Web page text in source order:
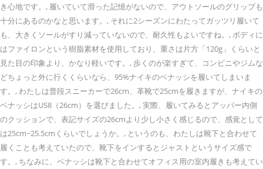
き心地です。, 履いていて滑った記憶がないので、アウトソールのグリップも
十分にあるのかなと思います。, それに2シーズンにわたってガッツリ履いて
も、大きくソールがすり減っていないので、耐久性もよいですね。, ボディに
はファイロンという樹脂素材を使用しており、重さは片方「120g」くらいと
見た目の印象より、かなり軽いです。, 歩くのが楽すぎて、コンビニやジムな
どちょっと外に行くくらいなら、95%ナイキのベナッシを履いてしまいま
す。, わたしは普段スニーカーで26cm、革靴で25cmを履きますが、ナイキの
ベナッシはUS8（26cm）を選びました。, 実際、履いてみるとアッパー内側
のクッションで、表記サイズの26cmより少し小さく感じるので、感覚として
は25cm~25.5cmくらいでしょうか。, というのも、わたしは靴下と合わせて
履くことも考えていたので、靴下をインするとジャストというサイズ感で
す。, ちなみに、ベナッシは靴下と合わせてオフィス用の室内履きも考えてい